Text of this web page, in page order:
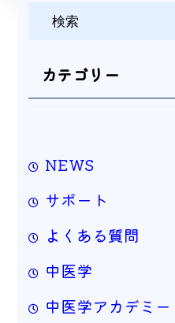
カテゴリー
NEWS
サポート
よくある質問
中医学
中医学アカデミー